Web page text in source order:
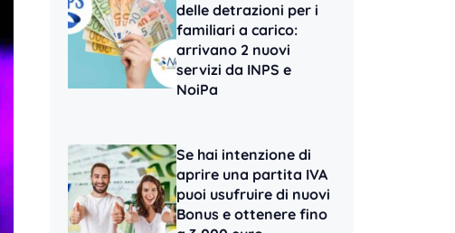
delle detrazioni per i
familiari a carico:
arrivano 2 nuovi
servizi da INPS e
NoiPa
Se hai intenzione di
aprire una partita IVA
puoi usufruire di nuovi
Bonus e ottenere fino